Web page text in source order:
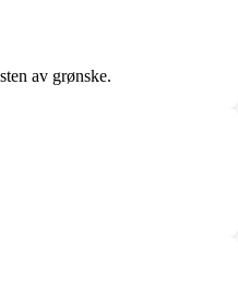
av grønske.